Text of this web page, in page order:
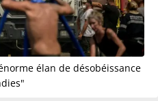
élan de désobéissance